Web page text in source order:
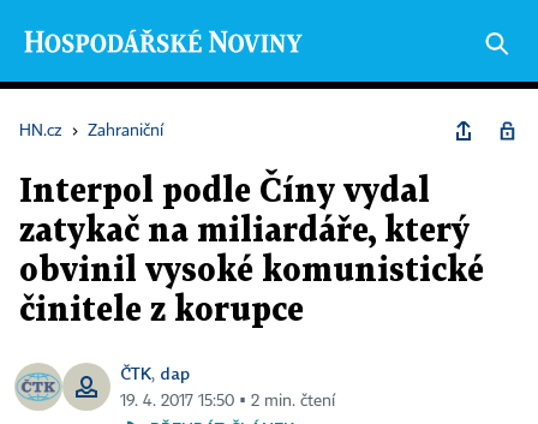
HN.cz › Zahraniční
Interpol podle Číny vydal
zatykač na miliardáře, který
obvinil vysoké komunistické
činitele z korupce
ČTK, dap
19. 4. 2017 15:50 ▪ 2 min. čtení